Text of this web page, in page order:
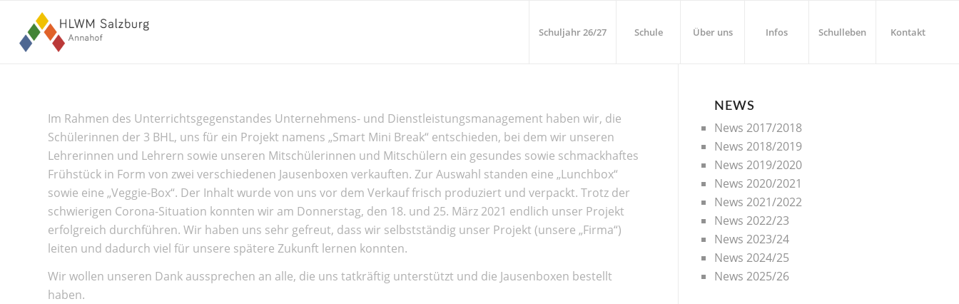
Schuljahr 26/27 Schule Über uns Infos Schulleben Kontakt
Im Rahmen des Unterrichtsgegenstandes Unternehmens- und Dienstleistungsmanagement haben wir, die
Schülerinnen der 3 BHL, uns für ein Projekt namens „Smart Mini Break“ entschieden, bei dem wir unseren
Lehrerinnen und Lehrern sowie unseren Mitschülerinnen und Mitschülern ein gesundes sowie schmackhaftes
Frühstück in Form von zwei verschiedenen Jausenboxen verkauften. Zur Auswahl standen eine „Lunchbox“
sowie eine „Veggie-Box“. Der Inhalt wurde von uns vor dem Verkauf frisch produziert und verpackt. Trotz der
schwierigen Corona-Situation konnten wir am Donnerstag, den 18. und 25. März 2021 endlich unser Projekt
erfolgreich durchführen. Wir haben uns sehr gefreut, dass wir selbstständig unser Projekt (unsere „Firma“)
leiten und dadurch viel für unsere spätere Zukunft lernen konnten.
Wir wollen unseren Dank aussprechen an alle, die uns tatkräftig unterstützt und die Jausenboxen bestellt
haben.
NEWS
News 2017/2018
News 2018/2019
News 2019/2020
News 2020/2021
News 2021/2022
News 2022/23
News 2023/24
News 2024/25
News 2025/26